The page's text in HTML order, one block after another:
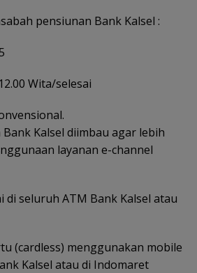
pensiunan Bank Kalsel :
Wita/selesai
Kalsel diimbau agar lebih
layanan e-channel
seluruh ATM Bank Kalsel atau
(cardless) menggunakan mobile
Kalsel atau di Indomaret